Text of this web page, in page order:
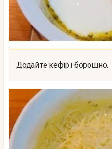
Додайте кефір і борошно.